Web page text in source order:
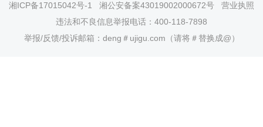
湘ICP备17015042号-1
湘公安备案43019002000672号
营业执照
违法和不良信息举报电话：400-118-7898
举报/反馈/投诉邮箱：deng＃ujigu.com（请将＃替换成@）